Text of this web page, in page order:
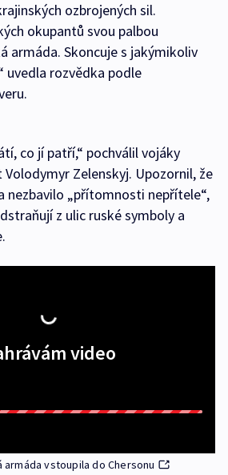
ozbrojených sil.
okupantů svou palbou
armáda. Skoncuje s jakýmikoliv
uvedla rozvědka podle
co jí patří,“ pochválil vojáky
Zelenskyj. Upozornil, že
nezbavilo „přítomnosti nepřítele“,
z ulic ruské symboly a
video
armáda vstoupila do Chersonu